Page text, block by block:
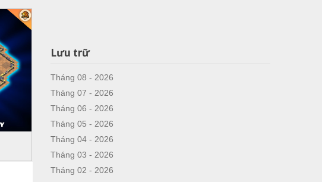
Lưu trữ
Tháng 08 - 2026
Tháng 07 - 2026
Tháng 06 - 2026
Tháng 05 - 2026
Tháng 04 - 2026
Tháng 03 - 2026
Tháng 02 - 2026